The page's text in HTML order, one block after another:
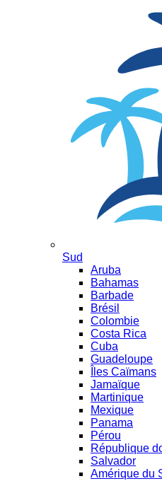
Sud
Aruba
Bahamas
Barbade
Brésil
Colombie
Costa Rica
Cuba
Guadeloupe
Îles Caïmans
Jamaïque
Martinique
Mexique
Panama
Pérou
République
Salvador
Amérique du